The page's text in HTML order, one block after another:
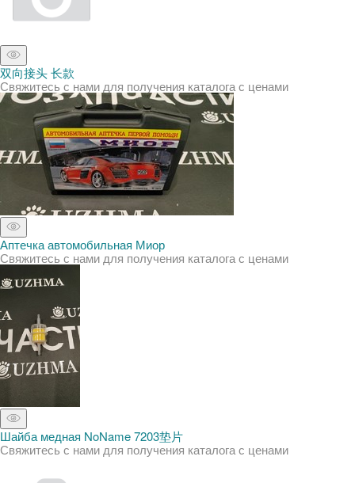
双向接头 长款
Свяжитесь с нами для получения каталога с ценами
Аптечка автомобильная Миор
Свяжитесь с нами для получения каталога с ценами
Шайба медная NoName 7203垫片
Свяжитесь с нами для получения каталога с ценами